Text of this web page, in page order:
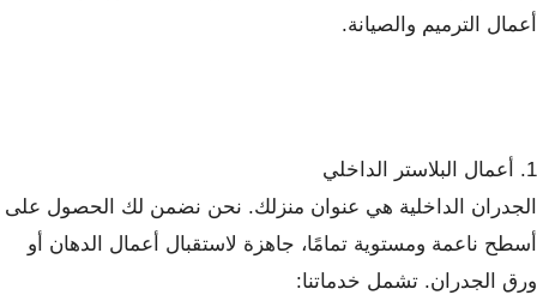
أعمال الترميم والصيانة.
1. أعمال البلاستر الداخلي
الجدران الداخلية هي عنوان منزلك. نحن نضمن لك الحصول على
أسطح ناعمة ومستوية تمامًا، جاهزة لاستقبال أعمال الدهان أو
ورق الجدران. تشمل خدماتنا: